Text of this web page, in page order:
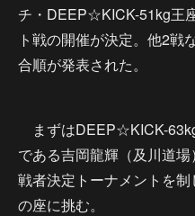
チ・DEEP☆KICK-51kg王
ト戦の開催が決定。他2戦
合順が発表された。
まずはDEEP☆KICK-
である吉岡龍輝（及川道
戦者決定トーナメントを
の座に挑む。